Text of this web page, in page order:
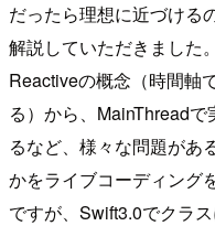
だったら理想に近づける
解説していただきました。
Reactiveの概念（時間軸
る）から、MainThread
るなど、様々な問題があ
かをライブコーディング
ですが、Swift3.0でクラ